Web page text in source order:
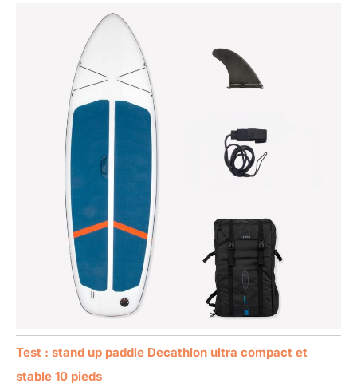
Test : stand up paddle Decathlon ultra compact et
stable 10 pieds